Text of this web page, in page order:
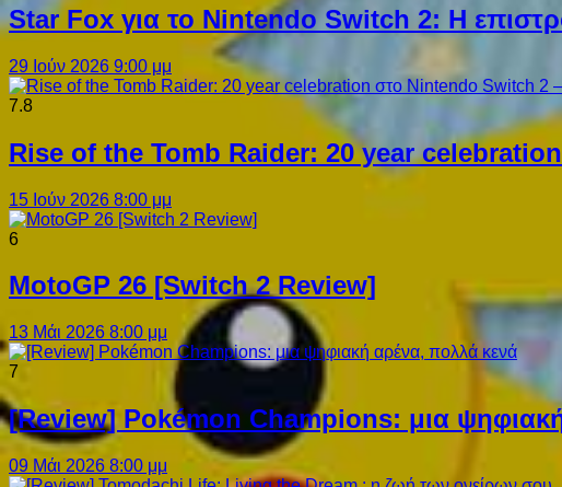
Star Fox για το Nintendo Switch 2: Η
29 Ιούν 2026 9:00 μμ
7.8
Rise of the Tomb Raider: 20 year
15 Ιούν 2026 8:00 μμ
6
MotoGP 26 [Switch 2 Review]
13 Μάι 2026 8:00 μμ
7
[Review] Pokémon Champions: μια
09 Μάι 2026 8:00 μμ